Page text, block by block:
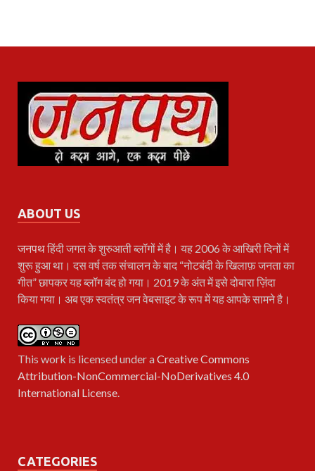
ABOUT US
जनपथहिंदी जगत के शुरुआती ब्लॉगों में है। यह 2006 के आखिरी दिनों में
शुरू हुआ था। दस वर्ष तक संचालन के बाद “नोटबंदी के खिलाफ़ जनता का
गीत” छापकर यह ब्लॉग बंद हो गया। 2019 के अंत में इसे दोबारा ज़िंदा
किया गया। अब एक स्वतंत्र जन वेबसाइट के रूप में यह आपके सामने है।
This work is licensed under aCreative Commons
Attribution-NonCommercial-NoDerivatives 4.0
International License.
CATEGORIES